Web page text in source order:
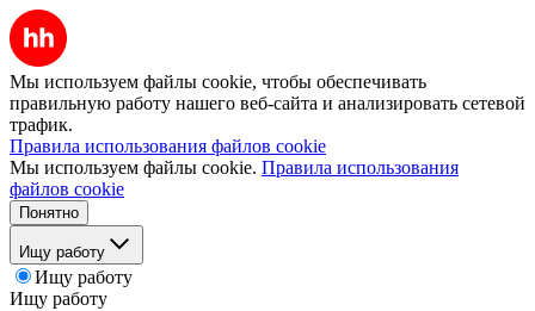
Мы используем файлы cookie, чтобы обеспечивать
правильную работу нашего веб-сайта и анализировать сетевой
трафик.
Правила использования файлов cookie
Мы используем файлы cookie. Правила использования
файлов cookie
Понятно
Ищу работу
Ищу работу
Ищу работу